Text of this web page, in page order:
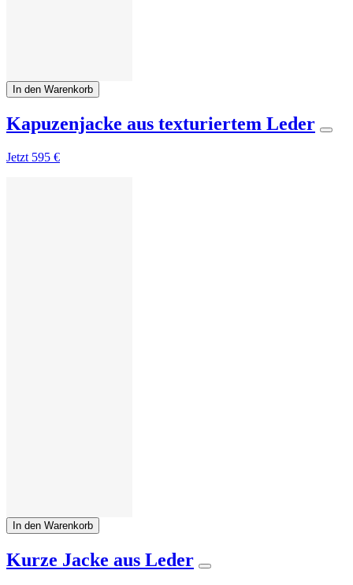
In den Warenkorb
Kapuzenjacke aus texturiertem Leder
Jetzt 595 €
In den Warenkorb
Kurze Jacke aus Leder